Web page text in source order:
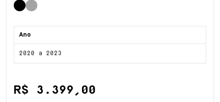
Ano
2020 a 2023
R$ 3.399,00